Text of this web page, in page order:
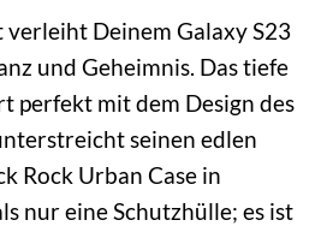
Deinem Galaxy S23
und Geheimnis. Das tiefe
perfekt mit dem Design des
seinen edlen
Rock Urban Case in
nur eine Schutzhülle; es ist